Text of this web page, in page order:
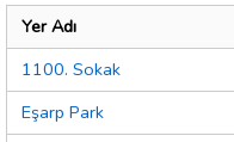
Yer Adı
1100. Sokak
Eşarp Park